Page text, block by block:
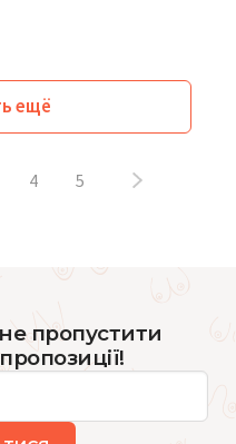
ещё
4 5
пропустити